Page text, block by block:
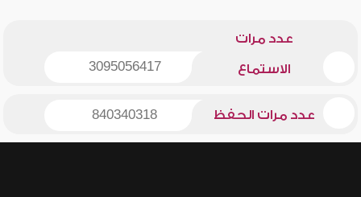
عدد مرات
الاستماع 3095056417
عدد مرات الحفظ 840340318